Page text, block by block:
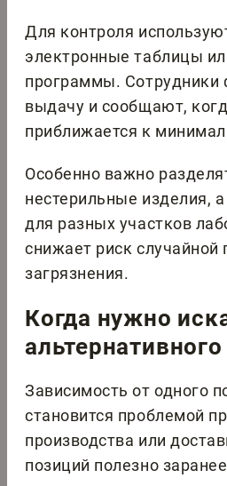
Для контроля
электронные таблицы
программы. Сотрудники
выдачу и сообщают,
приближается к
Особенно важно
нестерильные изделия,
для разных участков
снижает риск
загрязнения.
Когда нужно
Зависимость от одного
становится проблемой
производства или
позиций полезно